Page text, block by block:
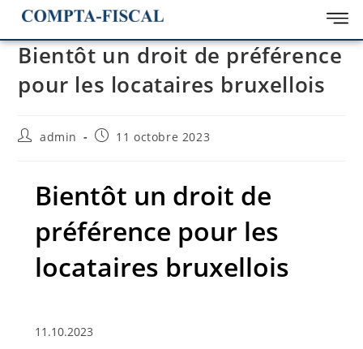
Bientôt un droit de préférence
pour les locataires bruxellois
admin 11 octobre 2023
Bientôt un droit de
préférence pour les
locataires bruxellois
11.10.2023